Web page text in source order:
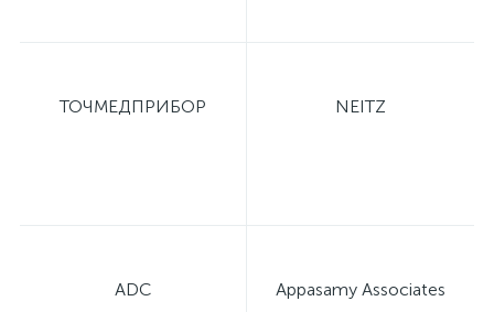
ТОЧМЕДПРИБОР NEITZ
ADC Appasamy Associates